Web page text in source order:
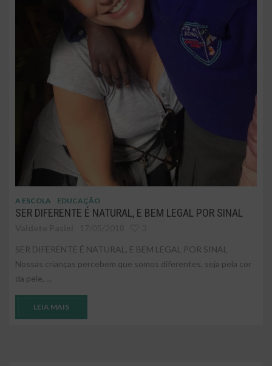
A ESCOLA EDUCAÇÃO
SER DIFERENTE É NATURAL, E BEM LEGAL POR SINAL
SER DIFERENTE É NATURAL, E BEM LEGAL POR SINAL
Nossas crianças percebem que somos diferentes, seja pela cor
da pele, ...
LEIA MAIS